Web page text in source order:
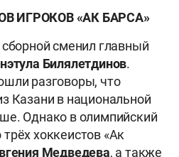
ИГРОКОВ «АК БАРСА»
сменил главный
Билялетдинов.
разговоры, что
Казани в национальной
Однако в олимпийский
хоккеистов «Ак
Медведева, а также